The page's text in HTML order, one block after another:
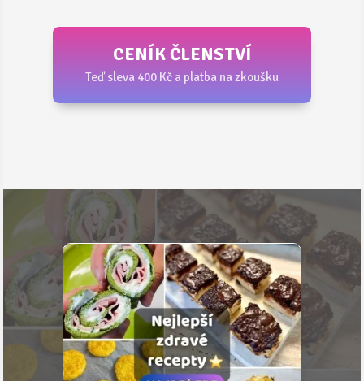
CENÍK ČLENSTVÍ
Teď sleva 400 Kč a platba na zkoušku